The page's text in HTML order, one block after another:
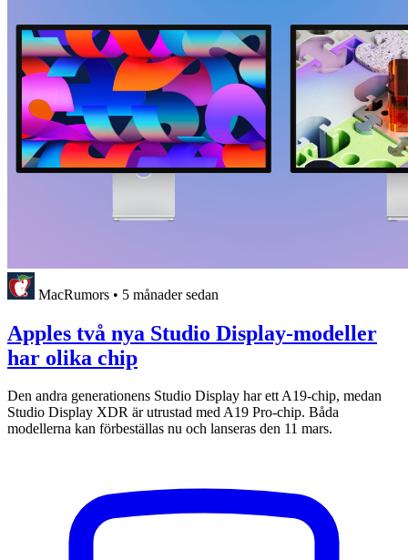
MacRumors • 5 månader sedan
Apples två nya Studio Display-modeller
har olika chip
Den andra generationens Studio Display har ett A19-chip, medan
Studio Display XDR är utrustad med A19 Pro-chip. Båda
modellerna kan förbeställas nu och lanseras den 11 mars.